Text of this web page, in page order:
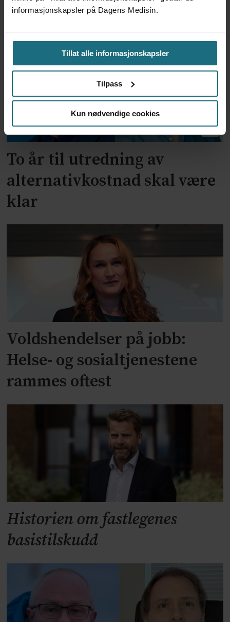
informasjonskapsler på Dagens Medisin.
Tillat alle informasjonskapsler
Tilpass
Kun nødvendige cookies
To år til utredning av
alternativkostnad skal være
klar
Voldshendelser på jobb:
Helse- og sosialtjenestene
rammes oftest
Historien om fastlegenes
basistilskudd